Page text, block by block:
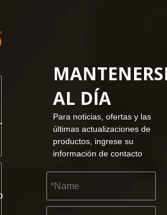
AL DÍA
Para noticias, ofertas y las
últimas actualizaciones de
productos, ingrese su
información de contacto